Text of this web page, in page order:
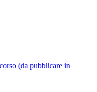
(da pubblicare in